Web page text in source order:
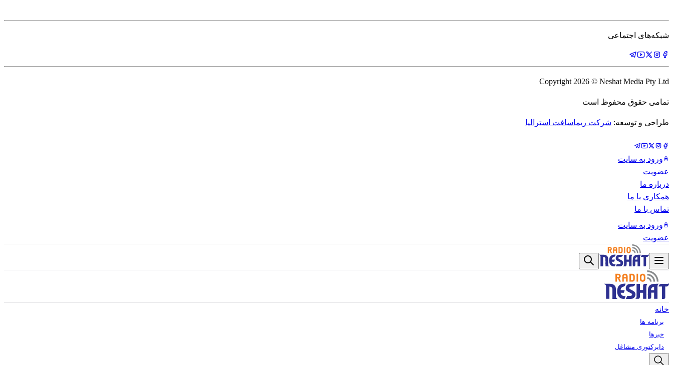
شبکه‌های اجتماعی
Copyright 2026 © Neshat Media Pty Ltd
تمامی حقوق محفوظ است
طراحی و توسعه: شرکت ریماسافت استرالیا
ورود به سایت
عضویت
درباره ما
همکاری با ما
تماس با ما
ورود به سایت
عضویت
خانه
برنامه ها
خبرها
دایرکتوری مشاغل